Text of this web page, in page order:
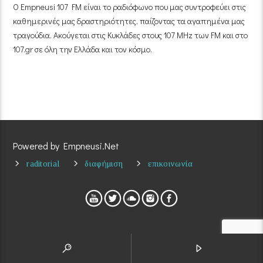
Ο Empneusi 107 FM είναι το ραδιόφωνο που μας συντροφεύει στις
καθημερινές μας δραστηριότητες, παίζοντας τα αγαπημένα μας
τραγούδια. Ακούγεται στις Κυκλάδες στους 107 MHz των FM και στο
107.gr σε όλη την Ελλάδα και τον κόσμο.
Powered by Empneusi.Net
raditorial διαφήμιση επικοινωνία